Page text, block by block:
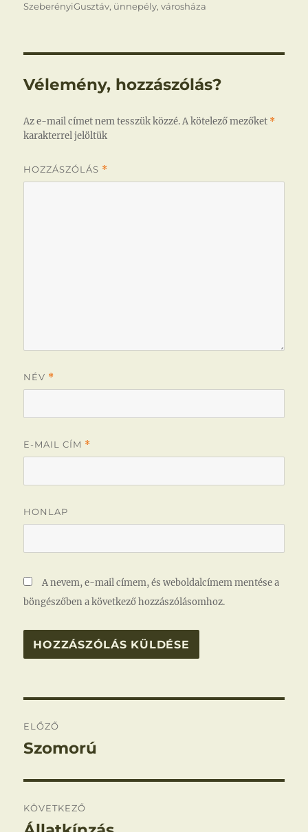
SzeberényiGusztáv, ünnepély,városháza
Vélemény, hozzászólás?
Az e-mail címet nem tesszük közzé. A kötelező mezőket *
karakterrel jelöltük
HOZZÁSZÓLÁS *
NÉV *
E-MAIL CÍM *
HONLAP
A nevem, e-mail címem, és weboldalcímem mentése a
böngészőben a következő hozzászólásomhoz.
navigáció
ELŐZŐ
Korábbi
Szomorú
KÖVETKEZŐ
Következő